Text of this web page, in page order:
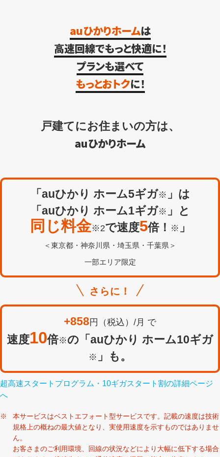
auひかりホームは
高速回線でもっと快適に！
プランも選べて
もっとおトクに！
戸建てにお住まいの方は、
auひかりホーム
「auひかり ホーム5ギガ※ 」は
「auひかり ホーム1ギガ※ 」と
同じ料金※2で速度5倍！ ※ 」
＜東京都・神奈川県・埼玉県・千葉県＞
一部エリア限定
さらに！
+858円（税込）/月 で
速度10倍※の「auひかり ホーム10ギガ
※ 」も。
超高速スタートプログラム・10ギガスタート割の詳細ページ
へ
本サービスはベストエフォート型サービスです。記載の速度は技術
規格上の概ねの最大値となり、実使用速度を示すものではありませ
ん。
お客さまのご利用環境、回線の状況などにより大幅に低下する場合